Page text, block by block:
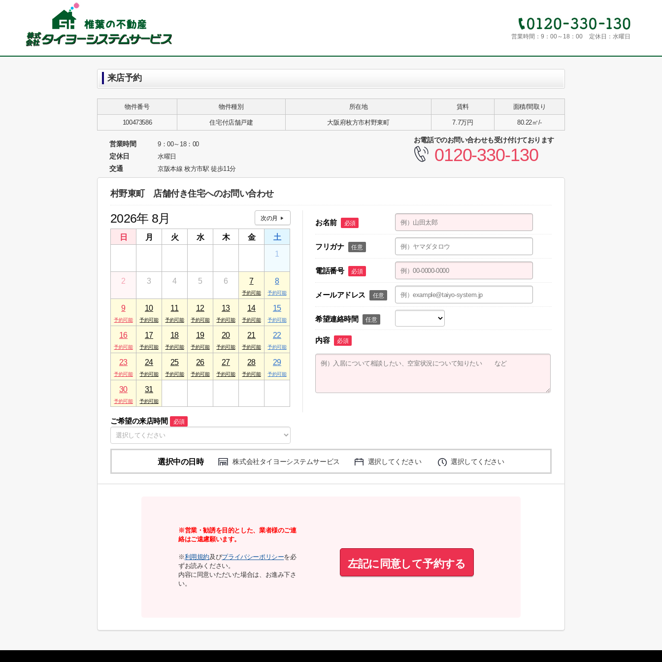
営業時間： 9：00～18：00 定休日： 水曜日
来店予約
物件番号 物件種別 所在地 賃料 面積/間取り
100473586 住宅付店舗戸建 大阪府枚方市村野東町 7.7万円 80.22㎡/-
営業時間 9：00～18：00
定休日 水曜日
交通 京阪本線 枚方市駅 徒歩11分
お電話でのお問い合わせも受け付けております
0120-330-130
村野東町 店舗付き住宅へのお問い合わせ
2026年 8月
日 月 火 水 木 金
土
1
2 3 4 5 6 7 8
9 10 11 12 13 14 15
16 17 18 19 20 21 22
23 24 25 26 27 28 29
30 31
ご希望の来店時間 必須
お名前 必須
フリガナ 任意
電話番号 必須
メールアドレス 任意
希望連絡時間 任意
内容 必須
選択中の日時 株式会社タイヨーシステムサービス 選択してください 選択してください
※営業・勧誘を目的とした、業者様のご連
絡はご遠慮願います。
※利用規約及びプライバシーポリシーを必
ずお読みください。
内容に同意いただいた場合は、お進み下さ
い。
左記に同意して予約する